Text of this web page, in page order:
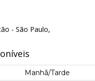
- São Paulo,
Manhã/Tarde